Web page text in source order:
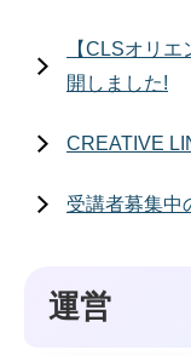
【CLSオリ
開しました!
CREATIVE
受講者募集中
運営